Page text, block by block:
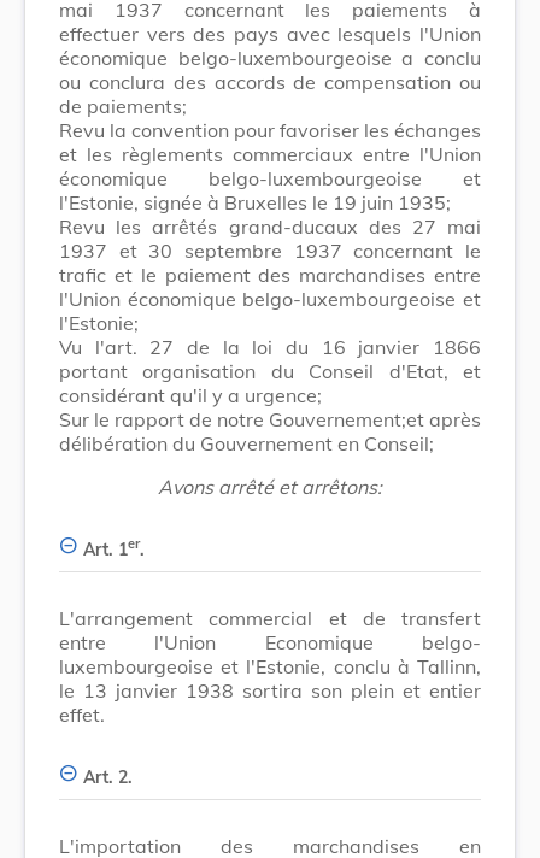
mai 1937 concernant les paiements à
effectuer vers des pays avec lesquels l'Union
économique belgo-luxembourgeoise a conclu
ou conclura des accords de compensation ou
de paiements;
Revu la convention pour favoriser les échanges
et les règlements commerciaux entre l'Union
économique belgo-luxembourgeoise et
l'Estonie, signée à Bruxelles le 19 juin 1935;
Revu les arrêtés grand-ducaux des 27 mai
1937 et 30 septembre 1937 concernant le
trafic et le paiement des marchandises entre
l'Union économique belgo-luxembourgeoise et
l'Estonie;
Vu l'art. 27 de la loi du 16 janvier 1866
portant organisation du Conseil d'Etat, et
considérant qu'il y a urgence;
Sur le rapport de notre Gouvernement;et après
délibération du Gouvernement en Conseil;
Avons arrêté et arrêtons:
Art. 1er.
L'arrangement commercial et de transfert
entre l'Union Economique belgo-
luxembourgeoise et l'Estonie, conclu à Tallinn,
le 13 janvier 1938 sortira son plein et entier
effet.
Art. 2.
L'importation des marchandises en